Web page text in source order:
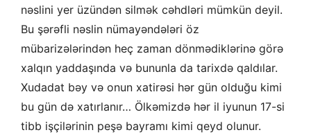
nəslini yer üzündən silmək cəhdləri mümkün deyil.
Bu şərəfli nəslin nümayəndələri öz
mübarizələrindən heç zaman dönmədiklərinə görə
xalqın yaddaşında və bununla da tarixdə qaldılar.
Xudadat bəy və onun xatirəsi hər gün olduğu kimi
bu gün də xatırlanır… Ölkəmizdə hər il iyunun 17-si
tibb işçilərinin peşə bayramı kimi qeyd olunur.